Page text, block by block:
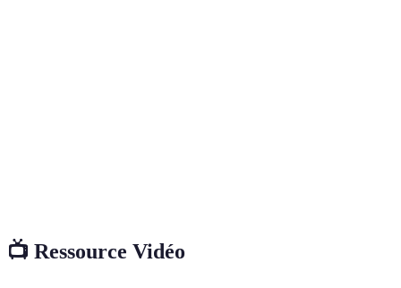
📺 Ressource Vidéo